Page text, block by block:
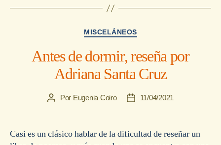
Categorías
MISCELÁNEOS
Antes de dormir, reseña por
Adriana Santa Cruz
Autor
entrada
Por Eugenia Coiro
Fecha
entrada
11/04/2021
Casi es un clásico hablar de la dificultad de reseñar un